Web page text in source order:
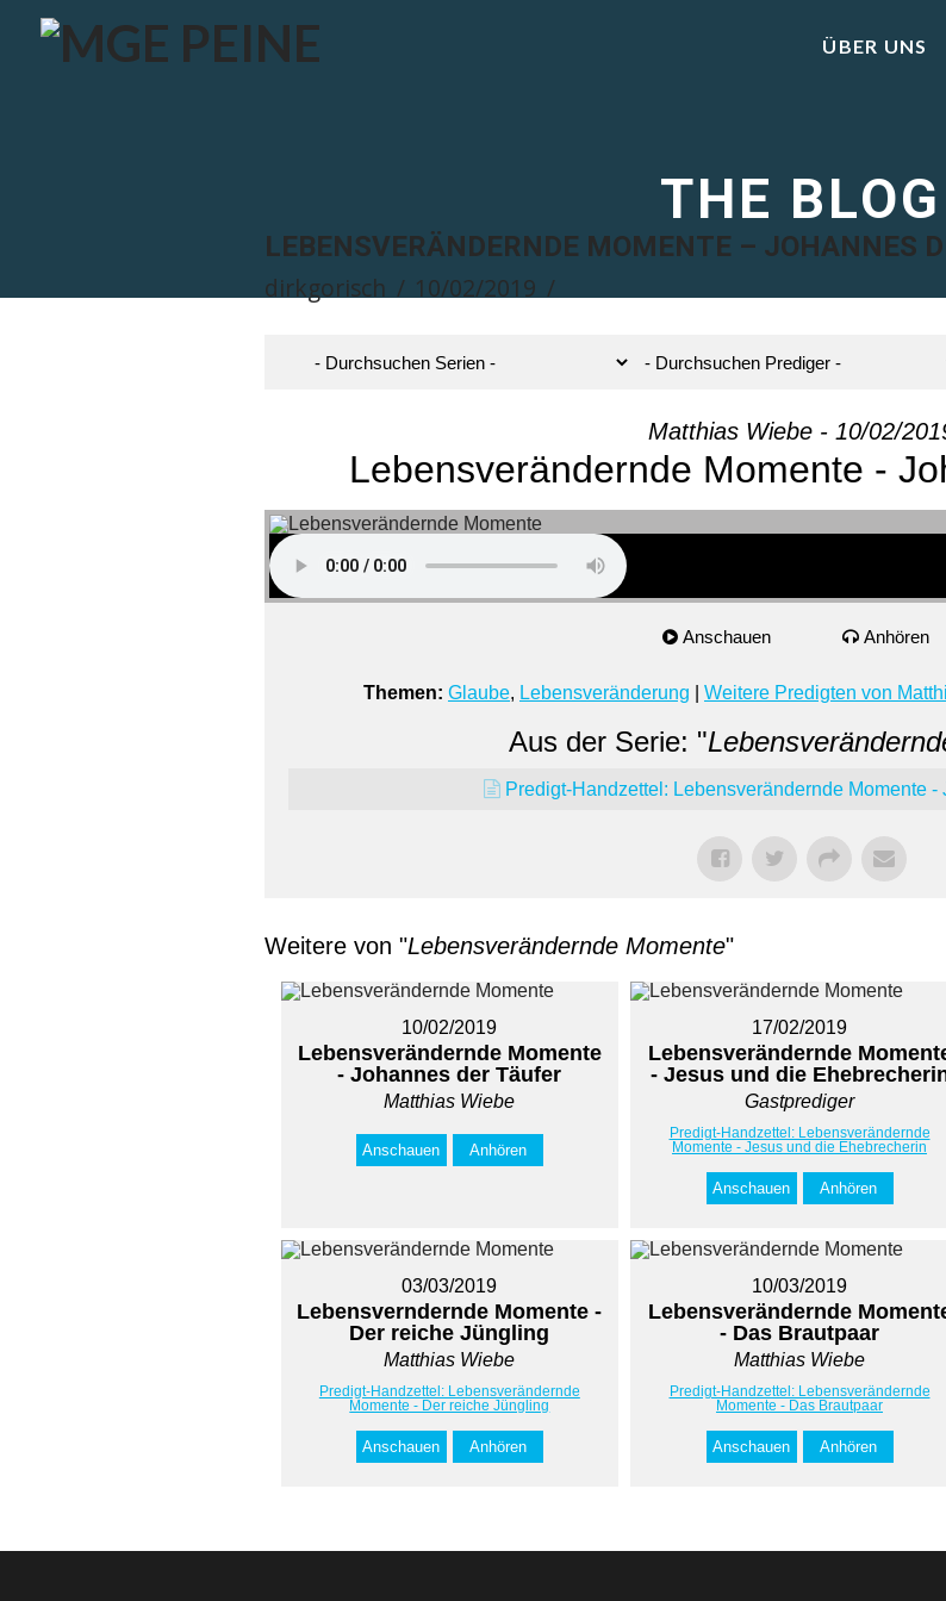
ÜBER UNS
THE BLOG
LEBENSVERÄNDERNDE MOMENTE – JOHANNES
dirkgorisch 10/02/2019
Matthias Wiebe - 10/02/
Lebensverändernde Momente -
Anschauen Anhören
Themen: Glaube, Lebensveränderung Weitere Predigten von
Aus der Serie: "
Predigt-Handzettel: Lebensverändernde Momente -
Weitere von "Lebensverändernde Momente"
10/02/2019
Lebensverändernde Momente
- Johannes der Täufer
Matthias Wiebe
Anschauen Anhören
17/02/2019
Lebensverändernde
- Jesus und die
Gastprediger
Predigt-Handzettel: Lebensverändernde
Momente - Jesus und die Ehebrecherin
Anschauen Anhören
03/03/2019
Lebensverndernde Momente -
Der reiche Jüngling
Matthias Wiebe
Predigt-Handzettel: Lebensverändernde
Momente - Der reiche Jüngling
Anschauen Anhören
10/03/2019
Lebensverändernde
- Das Brautpaar
Matthias Wiebe
Predigt-Handzettel: Lebensverändernde
Momente - Das Brautpaar
Anschauen Anhören